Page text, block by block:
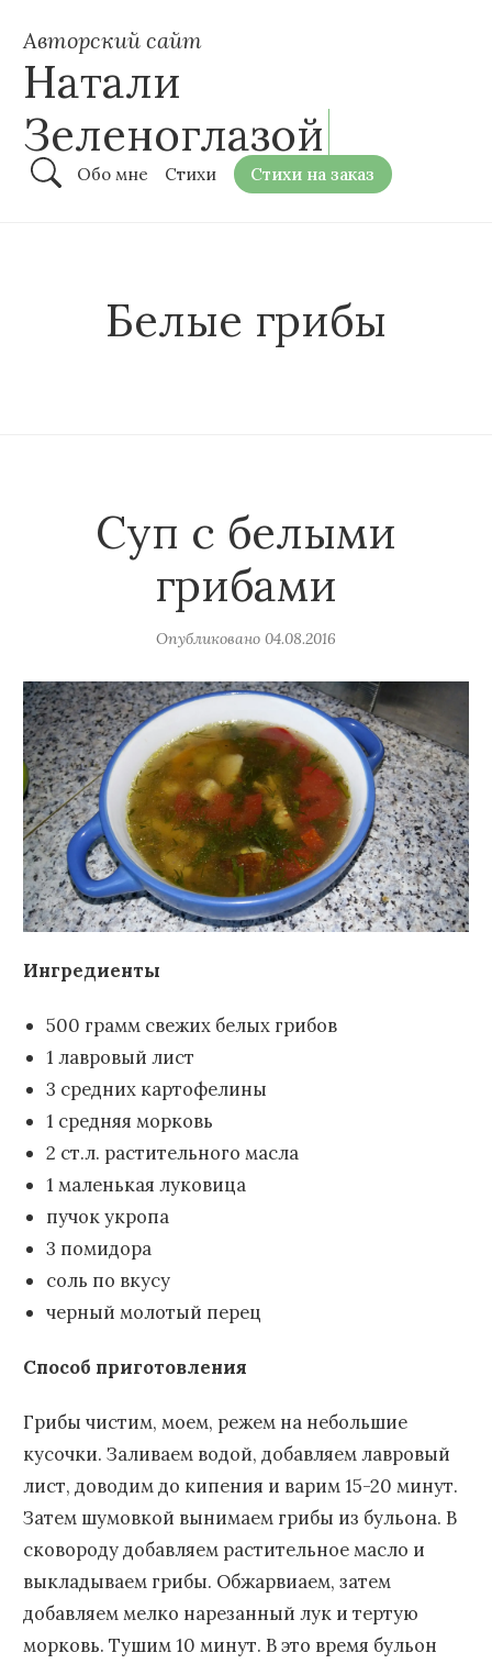
Авторский сайт
Натали
Зеленоглазой
Обо мне Стихи Стихи на заказ
Белые грибы
Суп с белыми
грибами
Опубликовано 04.08.2016
Ингредиенты
500 грамм свежих белых грибов
1 лавровый лист
3 средних картофелины
1 средняя морковь
2 ст.л. растительного масла
1 маленькая луковица
пучок укропа
3 помидора
соль по вкусу
черный молотый перец
Способ приготовления
Грибы чистим, моем, режем на небольшие
кусочки. Заливаем водой, добавляем лавровый
лист, доводим до кипения и варим 15-20 минут.
Затем шумовкой вынимаем грибы из бульона. В
сковороду добавляем растительное масло и
выкладываем грибы. Обжарвиаем, затем
добавляем мелко нарезанный лук и тертую
морковь. Тушим 10 минут. В это время бульон